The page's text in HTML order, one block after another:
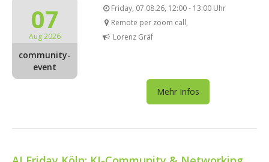
07
Aug 2026
community-
event
Friday, 07.08.26, 12:00 - 13:00 Uhr
Remote per zoom call,
Lorenz Gräf
Mehr Infos